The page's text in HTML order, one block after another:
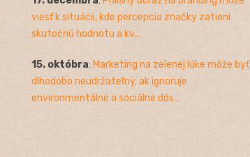
viesť k situácii, kde percepcia značky zatieni
skutočnú hodnotu a kv...
15. októbra: Marketing na zelenej lúke môže byť
dlhodobo neudržateľný, ak ignoruje
environmentálne a sociálne dôs...